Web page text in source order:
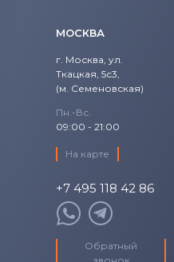
МОСКВА
г. Москва, ул.
Ткацкая, 5с3,
(м. Семеновская)
Пн.-Вс.
09:00 - 21:00
На карте
+7 495 118 42 86
Обратный